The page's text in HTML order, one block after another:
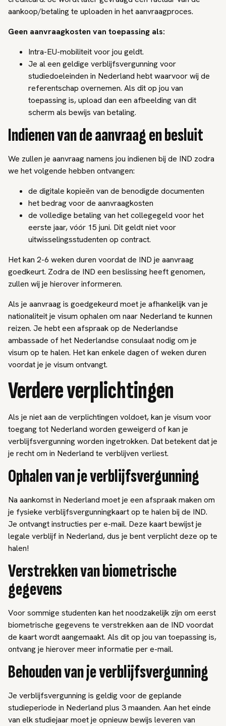
aankoop/betaling te uploaden in het aanvraagproces.
Geen aanvraagkosten van toepassing als:
Intra-EU-mobiliteit voor jou geldt.
Je al een geldige verblijfsvergunning voor
studiedoeleinden in Nederland hebt waarvoor wij de
referentschap overnemen. Als dit op jou van
toepassing is, upload dan een afbeelding van dit
scherm als bewijs van betaling.
Indienen van de aanvraag en besluit
We zullen je aanvraag namens jou indienen bij de IND zodra
we het volgende hebben ontvangen:
de digitale kopieën van de benodigde documenten
het bedrag voor de aanvraagkosten
de volledige betaling van het collegegeld voor het
eerste jaar, vóór 15 juni. Dit geldt niet voor
uitwisselingsstudenten op contract.
Het kan 2-6 weken duren voordat de IND je aanvraag
goedkeurt. Zodra de IND een beslissing heeft genomen,
zullen wij je hierover informeren.
Als je aanvraag is goedgekeurd moet je afhankelijk van je
nationaliteit je visum ophalen om naar Nederland te kunnen
reizen. Je hebt een afspraak op de Nederlandse
ambassade of het Nederlandse consulaat nodig om je
visum op te halen. Het kan enkele dagen of weken duren
voordat je je visum ontvangt.
Verdere verplichtingen
Als je niet aan de verplichtingen voldoet, kan je visum voor
toegang tot Nederland worden geweigerd of kan je
verblijfsvergunning worden ingetrokken. Dat betekent dat je
je recht om in Nederland te verblijven verliest.
Ophalen van je verblijfsvergunning
Na aankomst in Nederland moet je een afspraak maken om
je fysieke verblijfsvergunningkaart op te halen bij de IND.
Je ontvangt instructies per e-mail. Deze kaart bewijst je
legale verblijf in Nederland, dus je bent verplicht deze op te
halen!
Verstrekken van biometrische
gegevens
Voor sommige studenten kan het noodzakelijk zijn om eerst
biometrische gegevens te verstrekken aan de IND voordat
de kaart wordt aangemaakt. Als dit op jou van toepassing is,
ontvang je hierover meer informatie per e-mail.
Behouden van je verblijfsvergunning
Je verblijfsvergunning is geldig voor de geplande
studieperiode in Nederland plus 3 maanden. Aan het einde
van elk studiejaar moet je opnieuw bewijs leveren van